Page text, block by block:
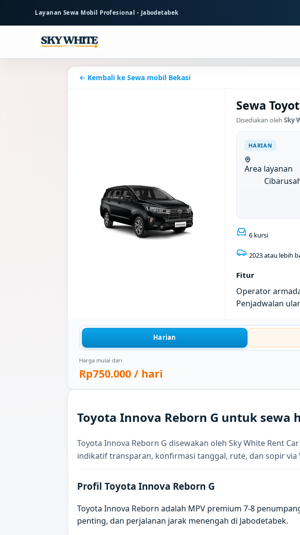
Layanan Sewa Mobil Profesional - Jabodetabek
← Kembali ke Sewa mobil Bekasi
Sewa
Disediakan oleh Sky
HARIAN
Area layanan
6 kursi
2023 atau lebih
Fitur
Operator
Penjadwalan
Harian
Harga mulai dari
Rp750.000 / hari
Toyota Innova Reborn G untuk sewa
Toyota Innova Reborn G disewakan oleh Sky White Rent
indikatif transparan, konfirmasi tanggal, rute, dan sopir via
Profil Toyota Innova Reborn G
Toyota Innova Reborn adalah MPV premium 7-8
penting, dan perjalanan jarak menengah di Jabodetabek.